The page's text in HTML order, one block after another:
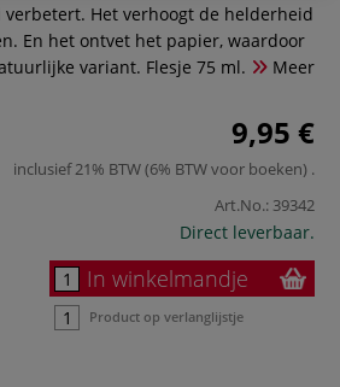
Het verhoogt de helderheid
En het ontvet het papier, waardoor
variant. Flesje 75 ml.
Meer
9,95 €
inclusief 21% BTW (6% BTW voor boeken) .
Art.No.: 39342
Direct leverbaar.
In winkelmandje
Product op verlanglijstje